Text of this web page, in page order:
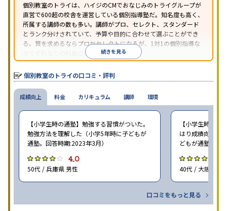
個別教室のトライは、ハイジのCMでおなじみのトライグループが
直営で600超の校舎を運営している個別指導塾だ。知名度も高く、
所属する講師の数も多い。講師がプロ、セレクト、スタンダード
とランク分けされていて、予算や目的に合わせて選ぶことができ
る。質を求めるならプロかセレクトになるが、1対1の個別指導な
のでそれなりの料金になる。続きを見る
個別教室のトライの口コミ・評判
成績向上
【小学生時の通塾】勉強する習慣がついた。
勉強方法を理解した（小学5年時に子どもが
通塾。回答時期:2023年3月）
4.0
50代 / 兵庫県 男性
【小学生時の通
はり成績向上に
どもが通塾。回
40代 / 大阪府 女
口コミをもっと見る
料金 カリキュラム 講師 環境